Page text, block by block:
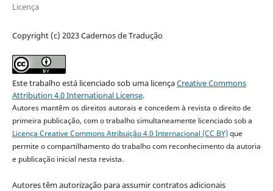
Licença
Copyright (c) 2023 Cadernos de Tradução
Este trabalho está licenciado sob uma licençaCreative Commons
Attribution 4.0 International License.
Autores mantêm os direitos autorais e concedem à revista o direito de
primeira publicação, com o trabalho simultaneamente licenciado sob a
Licença Creative Commons Atribuição 4.0 Internacional (CC BY)que
permite o compartilhamento do trabalho com reconhecimento da autoria
e publicação inicial nesta revista.
Autores têm autorização para assumir contratos adicionais